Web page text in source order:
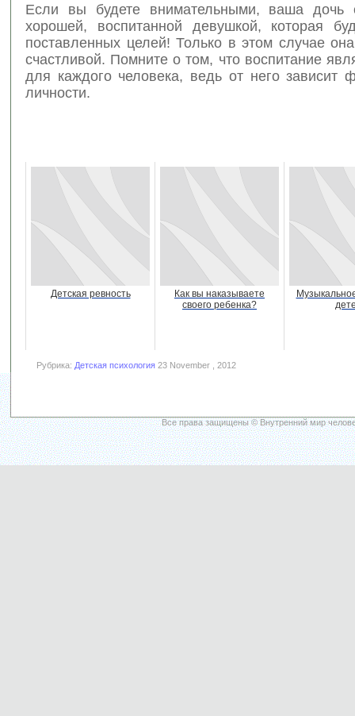
Если вы будете внимательными, ваша дочь
хорошей, воспитанной девушкой, которая
поставленных целей! Только в этом случае
счастливой. Помните о том, что воспитание
для каждого человека, ведь от него зависит
личности.
Детская ревность
Как вы наказываете
своего ребенка?
Рубрика: Детская психология 23 November , 2012
Все права защищены © Внутренний мир